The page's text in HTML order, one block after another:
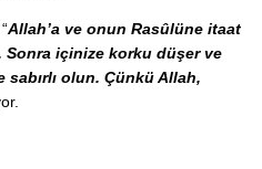
Allah’a ve onun Rasûlüne itaat
içinize korku düşer ve
olun. Çünkü Allah,